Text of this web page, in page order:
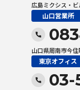
広島ミクシス・ビ
山口営業所
山口県周南市今
東京オフィス
03-